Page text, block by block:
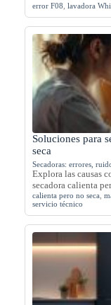
error F08 lavadora
Soluciones para
seca
Secadoras: errores,
Explora las causas
secadora calienta
calienta pero no seca
servicio técnico